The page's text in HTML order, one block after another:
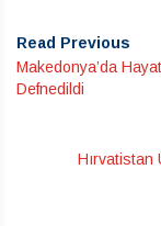
Read Previous
Makedonya’da
Defnedildi
Hırvatistan